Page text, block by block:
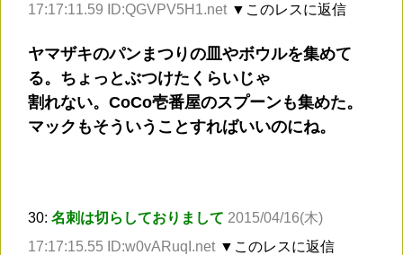
17:17:11.59 ID:QGVPV5H1.net ▼このレスに返信
ヤマザキのパンまつりの皿やボウルを集めて
る。ちょっとぶつけたくらいじゃ
割れない。CoCo壱番屋のスプーンも集めた。
マックもそういうことすればいいのにね。
30: 名刺は切らしておりまして 2015/04/16(木)
17:17:15.55 ID:w0vARuqI.net ▼このレスに返信